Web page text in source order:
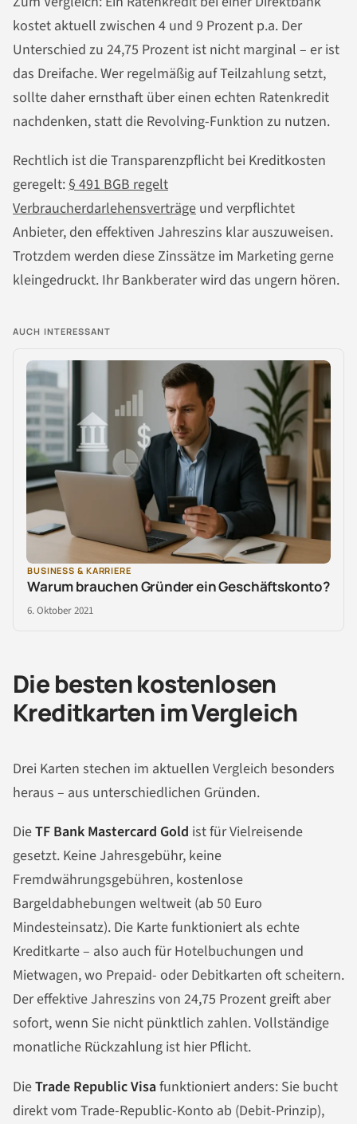
kostet aktuell zwischen 4 und 9 Prozent p.a. Der
Unterschied zu 24,75 Prozent ist nicht marginal – er ist
das Dreifache. Wer regelmäßig auf Teilzahlung setzt,
sollte daher ernsthaft über einen echten Ratenkredit
nachdenken, statt die Revolving-Funktion zu nutzen.
Rechtlich ist die Transparenzpflicht bei Kreditkosten
geregelt:§ 491 BGB regelt
Verbraucherdarlehensverträge und verpflichtet
Anbieter, den effektiven Jahreszins klar auszuweisen.
Trotzdem werden diese Zinssätze im Marketing gerne
kleingedruckt. Ihr Bankberater wird das ungern hören.
AUCH INTERESSANT
BUSINESS & KARRIERE
Warum brauchen Gründer ein Geschäftskonto?
6. Oktober 2021
Die besten kostenlosen
Kreditkarten im Vergleich
Drei Karten stechen im aktuellen Vergleich besonders
heraus – aus unterschiedlichen Gründen.
DieTF Bank Mastercard Gold ist für Vielreisende
gesetzt. Keine Jahresgebühr, keine
Fremdwährungsgebühren, kostenlose
Bargeldabhebungen weltweit (ab 50 Euro
Mindesteinsatz). Die Karte funktioniert als echte
Kreditkarte – also auch für Hotelbuchungen und
Mietwagen, wo Prepaid- oder Debitkarten oft scheitern.
Der effektive Jahreszins von 24,75 Prozent greift aber
sofort, wenn Sie nicht pünktlich zahlen. Vollständige
monatliche Rückzahlung ist hier Pflicht.
DieTrade Republic Visafunktioniert anders: Sie bucht
direkt vom Trade-Republic-Konto ab (Debit-Prinzip),